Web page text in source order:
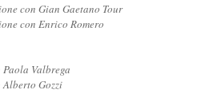
con Gian Gaetano Tour
con Enrico Romero
Valbrega
Alberto Gozzi